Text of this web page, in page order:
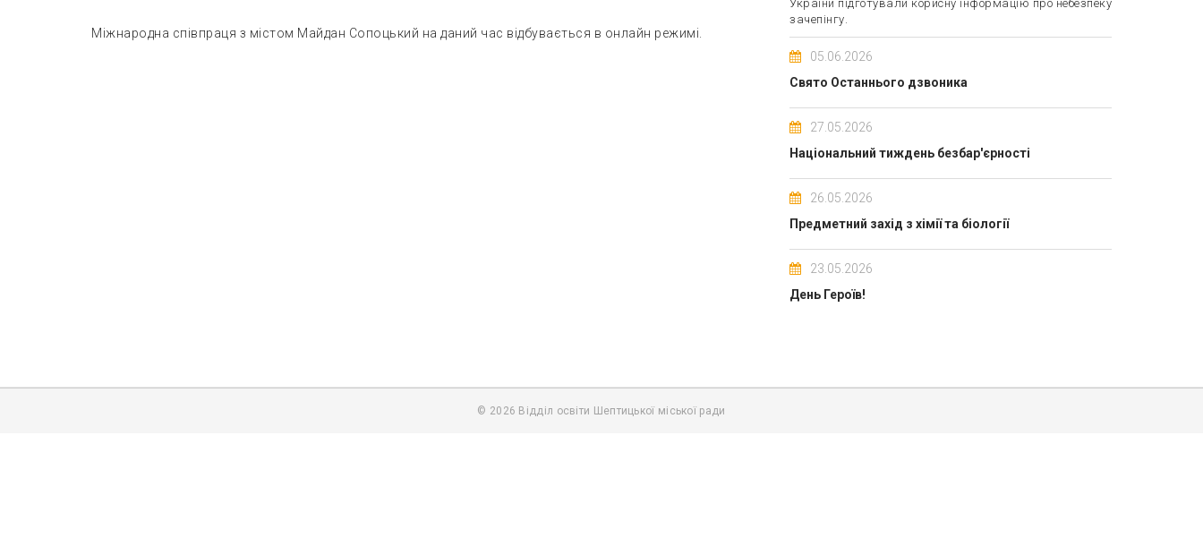
Міжнародна співпраця з містом Майдан Сопоцький на даний час відбувається в онлайн режимі.
України підготували корисну інформацію про небезпеку
зачепінгу.
05.06.2026
Свято Останнього дзвоника
27.05.2026
Національний тиждень безбар'єрності
26.05.2026
Предметний захід з хімії та біології
23.05.2026
День Героїв!
© 2026 Відділ освіти Шептицької міської ради